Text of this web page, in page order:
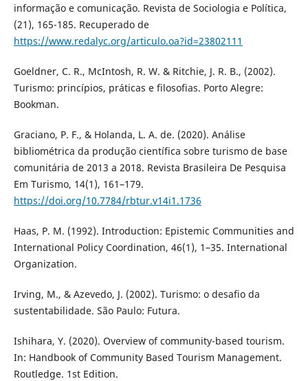
informação e comunicação. Revista de Sociologia e Política,
(21), 165-185. Recuperado de
https://www.redalyc.org/articulo.oa?id=23802111
Goeldner, C. R., McIntosh, R. W. & Ritchie, J. R. B., (2002).
Turismo: princípios, práticas e filosofias. Porto Alegre:
Bookman.
Graciano, P. F., & Holanda, L. A. de. (2020). Análise
bibliométrica da produção científica sobre turismo de base
comunitária de 2013 a 2018. Revista Brasileira De Pesquisa
Em Turismo, 14(1), 161–179.
https://doi.org/10.7784/rbtur.v14i1.1736
Haas, P. M. (1992). Introduction: Epistemic Communities and
International Policy Coordination, 46(1), 1–35. International
Organization.
Irving, M., & Azevedo, J. (2002). Turismo: o desafio da
sustentabilidade. São Paulo: Futura.
Ishihara, Y. (2020). Overview of community-based tourism.
In: Handbook of Community Based Tourism Management.
Routledge. 1st Edition.